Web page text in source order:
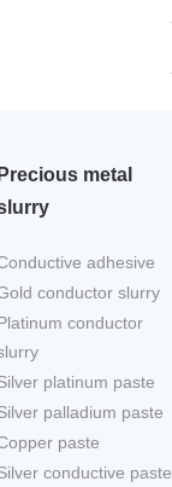
Precious metal
adhesive
conductor slurry
conductor
platinum paste
palladium paste
paste
conductive paste